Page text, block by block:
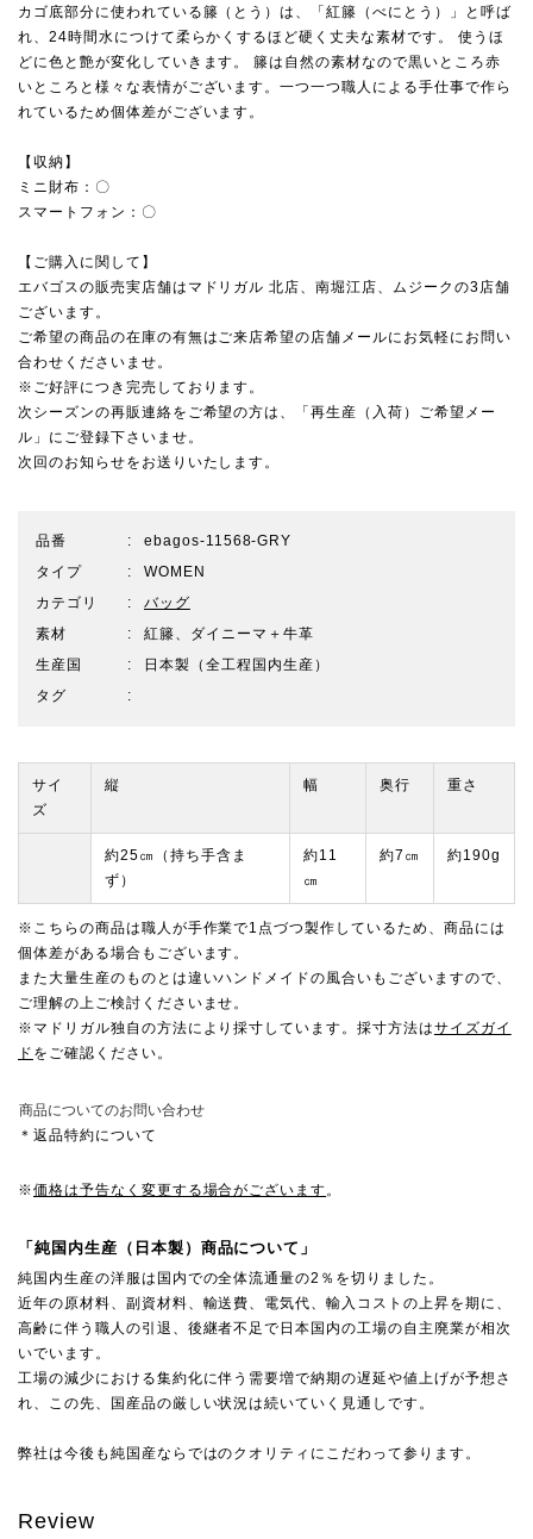
カゴ底部分に使われている籐（とう）は、「紅籐（べにとう）」と呼ば
れ、24時間水につけて柔らかくするほど硬く丈夫な素材です。 使うほ
どに色と艶が変化していきます。 籐は自然の素材なので黒いところ赤
いところと様々な表情がございます。一つ一つ職人による手仕事で作ら
れているため個体差がございます。
【収納】
ミニ財布：〇
スマートフォン：〇
【ご購入に関して】
エバゴスの販売実店舗は マドリガル 北店、南堀江店、ムジーク の3店舗
ございます。
ご希望の商品の在庫の有無はご来店希望の店舗メールにお気軽にお問い
合わせくださいませ。
※ご好評につき完売しております。
次シーズンの再販連絡をご希望の方は、「再生産（入荷）ご希望メー
ル」にご登録下さいませ。
次回のお知らせをお送りいたします。
品番
ebagos-11568-GRY
タイプ
WOMEN
カテゴリ
バッグ
素材
紅籐、ダイニーマ＋牛革
生産国
日本製（全工程国内生産）
タグ
サイ
ズ
縦 幅 奥行 重さ
約25㎝（持ち手含ま
ず）
約11
㎝
約7㎝ 約190g
※こちらの商品は職人が手作業で1点づつ製作しているため、商品には
個体差がある場合もございます。
また大量生産のものとは違いハンドメイドの風合いもございますので、
ご理解の上ご検討くださいませ。
※マドリガル独自の方法により採寸しています。採寸方法はサイズガイ
ド をご確認ください。
商品についてのお問い合わせ
＊返品特約について
※価格は予告なく変更する場合がございます。
「純国内生産（日本製）商品について」
純国内生産の洋服は国内での全体流通量の2％を切りました。
近年の原材料、副資材料、輸送費、電気代、輸入コストの上昇を期に、
高齢に伴う職人の引退、後継者不足で日本国内の工場の自主廃業が相次
いでいます。
工場の減少における集約化に伴う需要増で納期の遅延や値上げが予想さ
れ、この先、国産品の厳しい状況は続いていく見通しです。
弊社は今後も純国産ならではのクオリティにこだわって参ります。
Review